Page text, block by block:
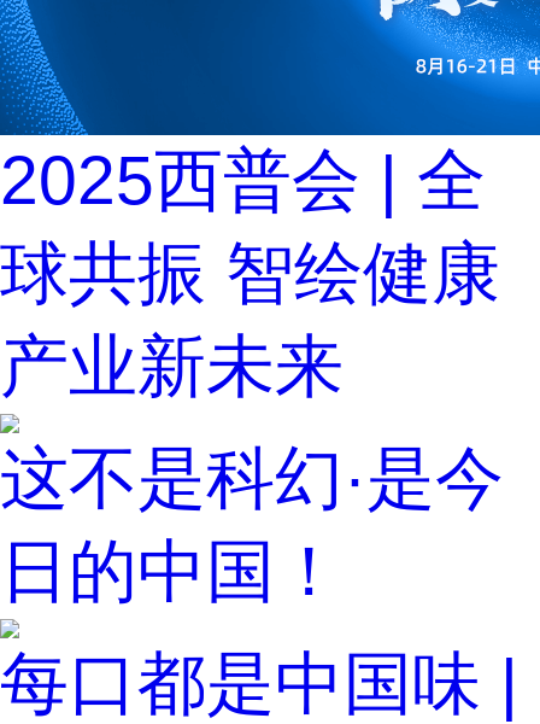
2025西普会 | 全
球共振 智绘健康
产业新未来
这不是科幻·是今
日的中国！
每口都是中国味 |